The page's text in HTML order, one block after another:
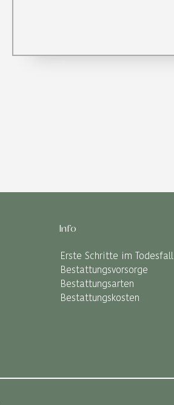
Info
Erste Schritte im Todesfall
Bestattungsvorsorge
Bestattungsarten
Bestattungskosten